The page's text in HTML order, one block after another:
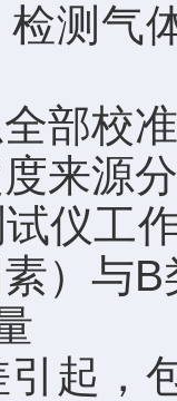
测气
部校
度来源
仪工
）与
起，